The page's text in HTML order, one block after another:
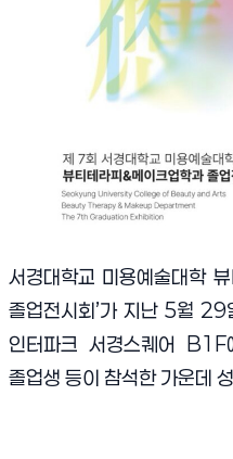
서경대학교 미용예술대학
졸업전시회’가 지난 5월
인터파크 서경스퀘어 B1F
졸업생 등이 참석한 가운데